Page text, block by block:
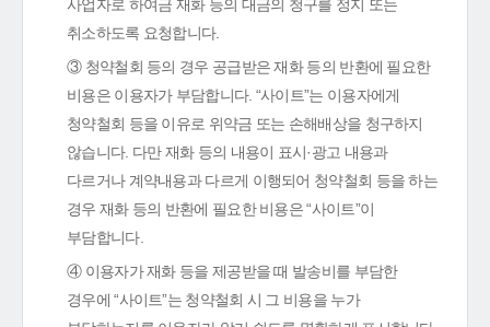
사업자로 하여금 재화 등의 대금의 청구를 정지 또는
취소하도록 요청합니다.
③ 청약철회 등의 경우 공급받은 재화 등의 반환에 필요한
비용은 이용자가 부담합니다. “사이트”는 이용자에게
청약철회 등을 이유로 위약금 또는 손해배상을 청구하지
않습니다. 다만 재화 등의 내용이 표시·광고 내용과
다르거나 계약내용과 다르게 이행되어 청약철회 등을 하는
경우 재화 등의 반환에 필요한 비용은 “사이트”이
부담합니다.
④ 이용자가 재화 등을 제공받을 때 발송비를 부담한
경우에 “사이트”는 청약철회 시 그 비용을 누가